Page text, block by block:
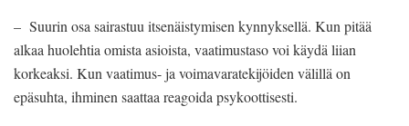
– Suurin osa sairastuu itsenäistymisen kynnyksellä. Kun pitää
alkaa huolehtia omista asioista, vaatimustaso voi käydä liian
korkeaksi. Kun vaatimus- ja voimavaratekijöiden välillä on
epäsuhta, ihminen saattaa reagoida psykoottisesti.